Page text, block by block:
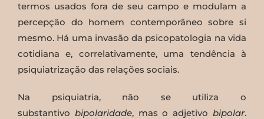
termos usados fora de seu campo e modulam a
percepção do homem contemporâneo sobre si
mesmo. Há uma invasão da psicopatologia na vida
cotidiana e, correlativamente, uma tendência à
psiquiatrização das relações sociais.
Na psiquiatria, não se utiliza o
substantivo bipolaridade, mas o adjetivobipolar.